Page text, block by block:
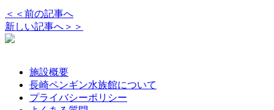
＜＜前の記事へ
新しい記事へ＞＞
施設概要
長崎ペンギン水族館について
プライバシーポリシー